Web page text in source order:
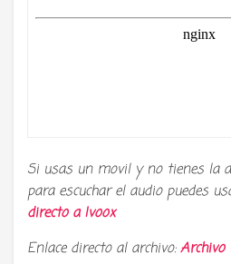
Si usas un movil y no tienes la
para escuchar el audio puedes
directo aIvoox
Enlace directo al archivo:Archivo